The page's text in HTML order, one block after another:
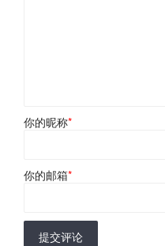
你的昵称*
你的邮箱*
提交评论